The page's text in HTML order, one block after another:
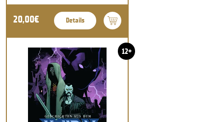
20,00€ Details
12+